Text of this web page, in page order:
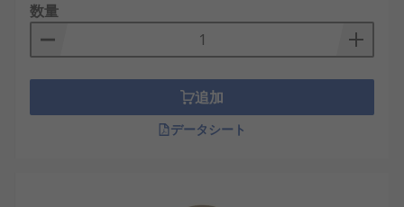
数量
追加
データシート